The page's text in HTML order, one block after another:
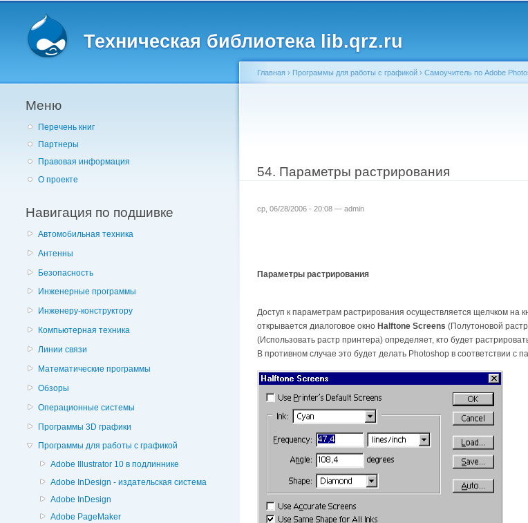
Техническая библиотека lib.qrz.ru
Меню
Перечень книг
Партнеры
Правовая информация
О проекте
Навигация по подшивке
Автомобильная техника
Антенны
Безопасность
Инженерные программы
Инженеру-конструктору
Компьютерная техника
Линии связи
Математические программы
Обзоры
Операционные системы
Программы 3D графики
Программы для работы с графикой
Adobe Illustrator 10 в подлиннике
Adobe InDesign - издательская система
Adobe InDesign
Adobe PageMaker
Главная › Программы для работы с графикой › Самоучитель по Adobe
54. Параметры растрирования
ср, 06/28/2006 - 20:08 — admin
Параметры растрирования
Доступ к параметрам растрирования осуществляется щелчком на
открывается диалоговое окно Halftone Screens (Полутоновой
(Использовать растр принтера) определяет, кто будет
В противном случае это будет делать Photoshop в соответствии с